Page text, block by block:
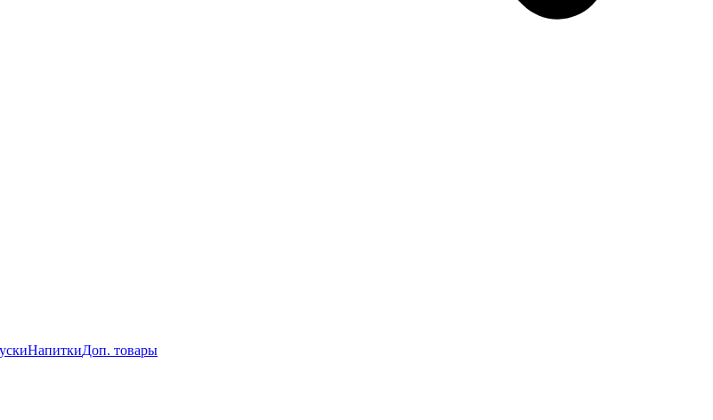
НапиткиДоп. товары